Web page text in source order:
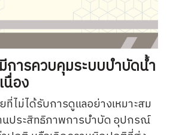
การควบคุมระบบบำบัดน้ำ
นื่อง
ที่ไม่ได้รับการดูแลอย่างเหมาะสม
ประสิทธิภาพการบำบัด อุปกรณ์